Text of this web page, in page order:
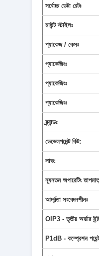
সর্বোচ্চ ডেটা রেটঃ
মাউন্ট স্টাইলঃ
প্যাকেজ / কেসঃ
প্যাকেজিংঃ
প্যাকেজিংঃ
প্যাকেজিংঃ
ব্র্যান্ডঃ
ডেভেলপমেন্ট কিট:
লাভ:
ন্যূনতম অপারেটিং
আর্দ্রতা সংবেদনশীলঃ
OIP3 - তৃতীয় অর্ডার
P1dB - কম্প্রেশন